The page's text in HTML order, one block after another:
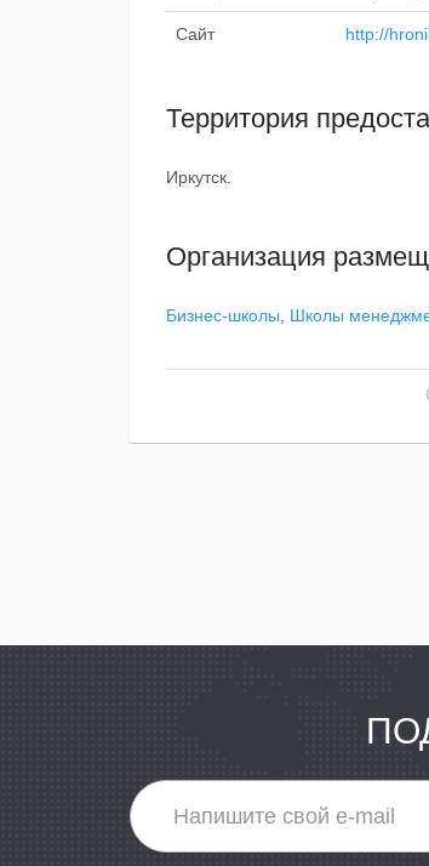
Сайт http://
Территория
Иркутск.
Организация
Бизнес-школы Школы